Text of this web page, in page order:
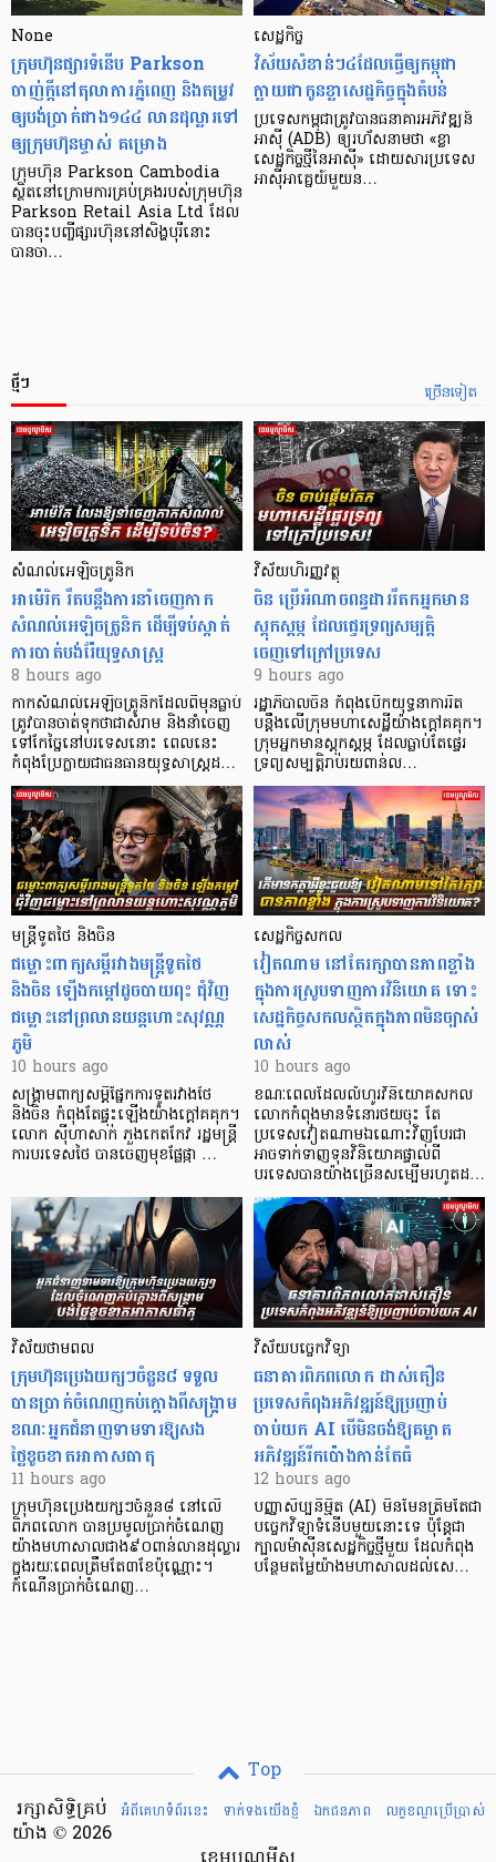
None
ក្រុមហ៊ុនផ្សារទំនើប Parkson
ចាញ់ក្ដីនៅតុលាការភ្នំពេញ និងតម្រូវ
ឲ្យបង់ប្រាក់ជាង១៤៤ លានដុល្លារទៅ
ឲ្យក្រុមហ៊ុនម្ចាស់ គម្រោង
ក្រុមហ៊ុន Parkson Cambodia
ស្ថិតនៅក្រោមការគ្រប់គ្រងរបស់ក្រុមហ៊ុន
Parkson Retail Asia Ltd ដែល
បានចុះបញ្ចីផ្សារហ៊ុននៅសិង្ហបុរីនោះ
បានចា…
សេដ្ឋកិច្ច​
វិស័យ​សំខាន់ៗ​៤​ដែល​ធ្វើ​ឲ្យ​កម្ពុជា​
ក្លាយ​ជា​កូន​ខ្លា​សេដ្ឋកិច្ច​ក្នុង​តំបន់
ប្រទេស​កម្ពុជា​ត្រូវ​បាន​ធនាគារ​អភិវឌ្ឍន៍​
អាស៊ី (ADB) ឲ្យ​រហ័ស​នាមថា «ខ្លា​
សេដ្ឋកិច្ច​ថ្មី​នៃ​អាស៊ី» ដោយសារ​ប្រទេស​
អាស៊ី​អាគ្នេយ៍​មួយ​ន…
ច្រើនទៀត
ថ្មីៗ
សំណល់អេឡិចត្រូនិក
អាម៉េរិក រឹតបន្តឹងការនាំចេញកាក
សំណល់អេឡិចត្រូនិក ដើម្បីទប់ស្កាត់
ការបាត់បង់រ៉ែយុទ្ធសាស្ត្រ
8 hours ago
កាក​សំណល់​អេឡិច​ត្រូនិកដែល​ពីមុនធ្លាប់​
ត្រូវបានចាត់ទុកថាជាសំរាម និងនាំចេញ
ទៅកែច្នៃនៅបរទេស​នោះ ពេលនេះ
កំពុងប្រែក្លាយជាធនធានយុទ្ធសាស្ត្រដ…
វិស័យហិរញ្ញវត្ថុ
ចិន ប្រើ​អំណាចពន្ធដាររឹតកអ្នកមាន
ស្ដុកស្ដម្ភ ដែលផ្ទេរទ្រព្យសម្បត្តិ
ចេញទៅក្រៅប្រទេស
9 hours ago
រដ្ឋាភិបាលចិន កំពុងបើកយុទ្ធនាការរឹត
បន្តឹងលើក្រុមមហាសេដ្ឋី​យ៉ាង​ក្ដៅគគុក។
​ក្រុមអ្នកមានស្ដុកស្ដម្ភ ដែល​ធ្លាប់​តែផ្ទេរ
ទ្រព្យសម្បត្តិរាប់រយពាន់ល…
មន្ត្រីទូតថៃ និងចិន
ជម្លោះពាក្យសម្តីរវាងមន្ត្រីទូតថៃ
និងចិន ឡើងកម្ដៅដូចបាយពុះ ជុំវិញ
ជម្លោះនៅព្រលានយន្តហោះសុវណ្ណ
ភូមិ
10 hours ago
សង្គ្រាមពាក្យសម្តីផ្នែកការទូតរវាងថៃ
និងចិន កំពុងតែផ្ទុះឡើងយ៉ាងក្តៅគគុក។
លោក ស៊ីហាសាក់ ភួងកេតកែវ រដ្ឋមន្ត្រី
ការបរទេសថៃ បានចេញមុខផ្លែផ្កា …
សេដ្ឋកិច្ចសកល
វៀតណាម នៅតែរក្សាបានភាពខ្លាំង
ក្នុងការស្រូបទាញការវិនិយោគ​ ទោះ
សេដ្ឋកិច្ចសកលស្ថិតក្នុងភាពមិនច្បាស់
លាស់
10 hours ago
ខណៈពេលដែលលំហូរវិនិយោគសកល
លោកកំពុងមានទំនោរថយចុះ តែ
ប្រទេសវៀតណាមឯណោះវិញបែរជា
អាចទាក់ទាញទុនវិនិយោគផ្ទាល់ពី
បរទេសបានយ៉ាងច្រើនសម្បើមរហូតដ…
វិស័យថាមពល
ក្រុមហ៊ុនប្រេងយក្សៗចំនួន៨ ទទួល
បានប្រាក់ចំណេញកប់ក្តោងពីសង្គ្រាម
ខណៈអ្នកជំនាញទាមទារឱ្យសង
ថ្លៃខូចខាតអាកាសធាតុ
11 hours ago
ក្រុមហ៊ុនប្រេងយក្សៗចំនួន៨ នៅលើ
ពិភពលោក បានប្រមូលប្រាក់ចំណេញ
យ៉ាងមហាសាលជាង៩០ពាន់លានដុល្លារ
ក្នុងរយៈពេលត្រឹមតែ៣ខែប៉ុណ្ណោះ។
កំណើនប្រាក់ចំណេញ…
វិស័យបច្ចេកវិទ្យា
ធនាគារពិភពលោក ដាស់តឿន
ប្រទេសកំពុងអភិវឌ្ឍន៍ឱ្យប្រញាប់
ចាប់យក AI បើមិនចង់ឱ្យគម្លាត
អភិវឌ្ឍន៍រីកប៉ោងកាន់តែធំ
12 hours ago
បញ្ញាសិប្បនិម្មិត (AI) មិនមែនត្រឹមតែជា
បច្ចេកវិទ្យាទំនើបមួយនោះទេ ប៉ុន្តែជា
ក្បាលម៉ាស៊ីនសេដ្ឋកិច្ចថ្មីមួយ ដែលកំពុង
បន្ថែមតម្លៃយ៉ាងមហាសាលដល់សេ…
Top
អំពីគេហទំព័រនេះ
ទាក់ទងយើងខ្ញំ ឯកជនភាព លក្ខខណ្ឌ​ប្រើ​ប្រាស់
រក្សាសិទ្ធិគ្រប់
យ៉ាង © 2026